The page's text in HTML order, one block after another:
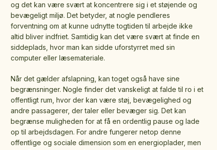
og det kan være svært at koncentrere sig i et støjende og
bevægeligt miljø. Det betyder, at nogle pendleres
forventning om at kunne udnytte togtiden til arbejde ikke
altid bliver indfriet. Samtidig kan det være svært at finde en
siddeplads, hvor man kan sidde uforstyrret med sin
computer eller læsemateriale.
Når det gælder afslapning, kan toget også have sine
begrænsninger. Nogle finder det vanskeligt at falde til ro i et
offentligt rum, hvor der kan være støj, bevægelighed og
andre passagerer, der taler eller bevæger sig. Det kan
begrænse muligheden for at få en ordentlig pause og lade
op til arbejdsdagen. For andre fungerer netop denne
offentlige og sociale dimension som en energioplader, men